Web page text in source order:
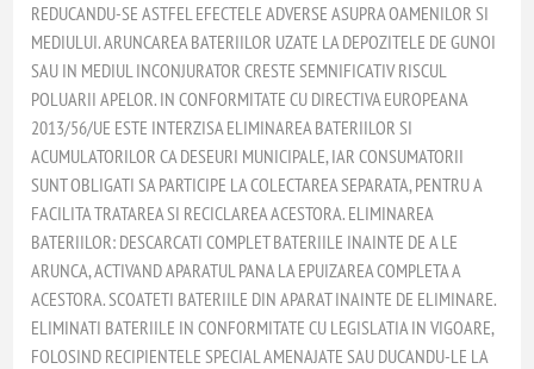
REDUCANDU-SE ASTFEL EFECTELE ADVERSE ASUPRA OAMENILOR SI
MEDIULUI. ARUNCAREA BATERIILOR UZATE LA DEPOZITELE DE GUNOI
SAU IN MEDIUL INCONJURATOR CRESTE SEMNIFICATIV RISCUL
POLUARII APELOR. IN CONFORMITATE CU DIRECTIVA EUROPEANA
2013/56/UE ESTE INTERZISA ELIMINAREA BATERIILOR SI
ACUMULATORILOR CA DESEURI MUNICIPALE, IAR CONSUMATORII
SUNT OBLIGATI SA PARTICIPE LA COLECTAREA SEPARATA, PENTRU A
FACILITA TRATAREA SI RECICLAREA ACESTORA. ELIMINAREA
BATERIILOR: DESCARCATI COMPLET BATERIILE INAINTE DE A LE
ARUNCA, ACTIVAND APARATUL PANA LA EPUIZAREA COMPLETA A
ACESTORA. SCOATETI BATERIILE DIN APARAT INAINTE DE ELIMINARE.
ELIMINATI BATERIILE IN CONFORMITATE CU LEGISLATIA IN VIGOARE,
FOLOSIND RECIPIENTELE SPECIAL AMENAJATE SAU DUCANDU-LE LA